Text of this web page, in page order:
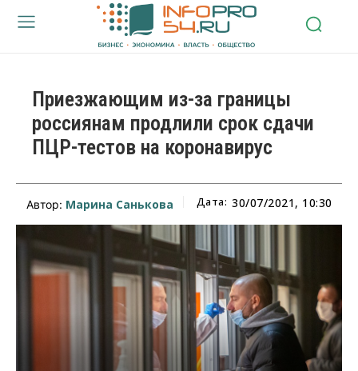
Приезжающим из-за границы
россиянам продлили срок сдачи
ПЦР-тестов на коронавирус
Автор: Марина Санькова Дата: 30/07/2021, 10:30